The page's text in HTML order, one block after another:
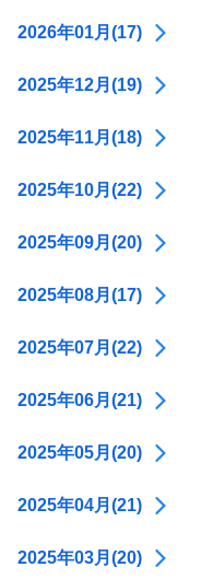
2026年01月(17)
2025年12月(19)
2025年11月(18)
2025年10月(22)
2025年09月(20)
2025年08月(17)
2025年07月(22)
2025年06月(21)
2025年05月(20)
2025年04月(21)
2025年03月(20)